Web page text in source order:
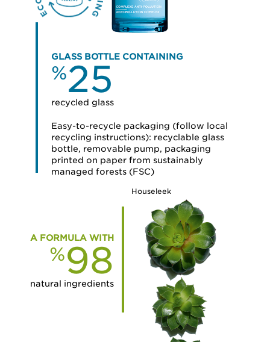
Houseleek
A FORMULA WITH
98
%
natural ingredients
GLASS BOTTLE CONTAINING
25
%
recycled glass
Easy-to-recycle packaging (follow local
recycling instructions): recyclable glass
bottle, removable pump, packaging
printed on paper from sustainably
managed forests (FSC)